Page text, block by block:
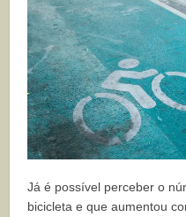
Já é possível perceber o
bicicleta e que aumentou